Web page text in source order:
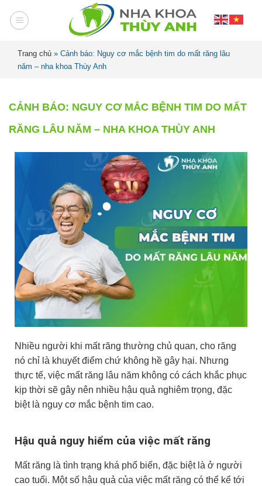
Trang chủ » Cảnh báo: Nguy cơ mắc bệnh tim do mất răng lâu
năm – nha khoa Thùy Anh
CẢNH BÁO: NGUY CƠ MẮC BỆNH TIM DO MẤT
RĂNG LÂU NĂM – NHA KHOA THÙY ANH
Nhiều người khi mất răng thường chủ quan, cho răng
nó chỉ là khuyết điểm chứ không hề gây hại. Nhưng
thực tế, việc mất răng lâu năm không có cách khắc phục
kịp thời sẽ gây nên nhiều hậu quả nghiêm trọng, đặc
biệt là nguy cơ mắc bệnh tim cao.
Hậu quả nguy hiểm của việc mất răng
Mất răng là tình trạng khá phổ biến, đặc biệt là ở người
cao tuổi. Một số hậu quả của việc mất răng có thể kể tới